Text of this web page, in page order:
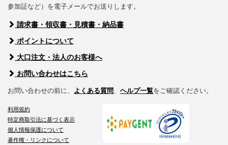
参加証など）を電子メールでお送りします。
請求書・領収書・見積書・納品書
ポイントについて
大口注文・法人のお客様へ
お問い合わせはこちら
お問い合わせの前に、 よくある質問、 ヘルプ一覧をご確認ください。
利用規約
特定商取引法に基づく表示
個人情報保護について
著作権・リンクについて